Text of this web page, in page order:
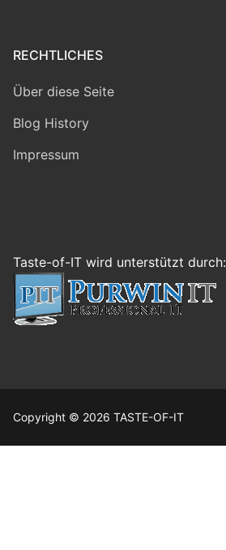
RECHTLICHES
Über diese Seite
Blog History
Impressum
Taste-of-IT wird unterstützt durch:
Copyright © 2026 TASTE-OF-IT